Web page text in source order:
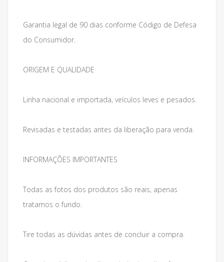
Garantia legal de 90 dias conforme Código de Defesa
do Consumidor.
ORIGEM E QUALIDADE
Linha nacional e importada, veículos leves e pesados.
Revisadas e testadas antes da liberação para venda.
INFORMAÇÕES IMPORTANTES
Todas as fotos dos produtos são reais, apenas
tratamos o fundo.
Tire todas as dúvidas antes de concluir a compra.